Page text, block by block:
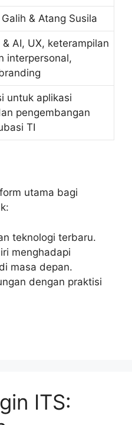
& Atang Susila
& AI, UX, keterampilan
interpersonal,
untuk aplikasi
pengembangan
TI
utama bagi
teknologi terbaru.
menghadapi
masa depan.
dengan praktisi
ITS: